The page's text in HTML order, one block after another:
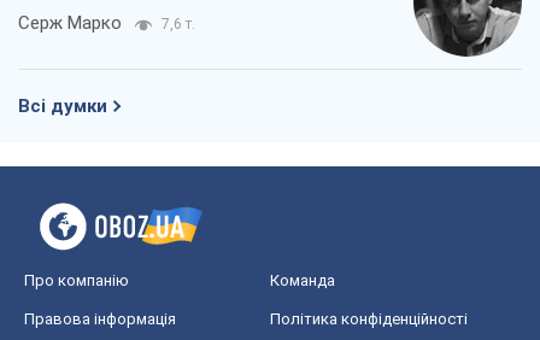
Серж Марко 7,6 т.
Всі думки
Про компанію Команда
Правова інформація Політика конфіденційності